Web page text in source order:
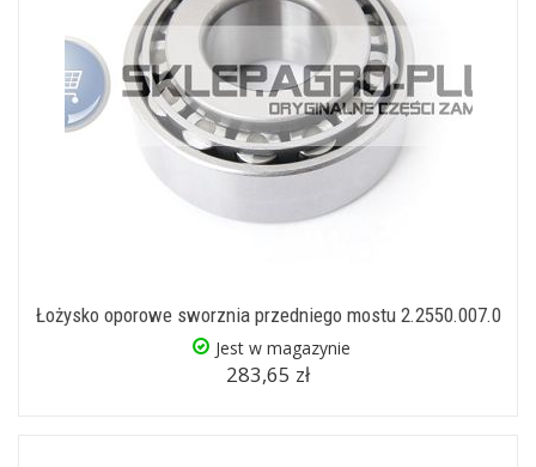
Łożysko oporowe sworznia przedniego mostu 2.2550.007.0
Jest w magazynie
283,65 zł